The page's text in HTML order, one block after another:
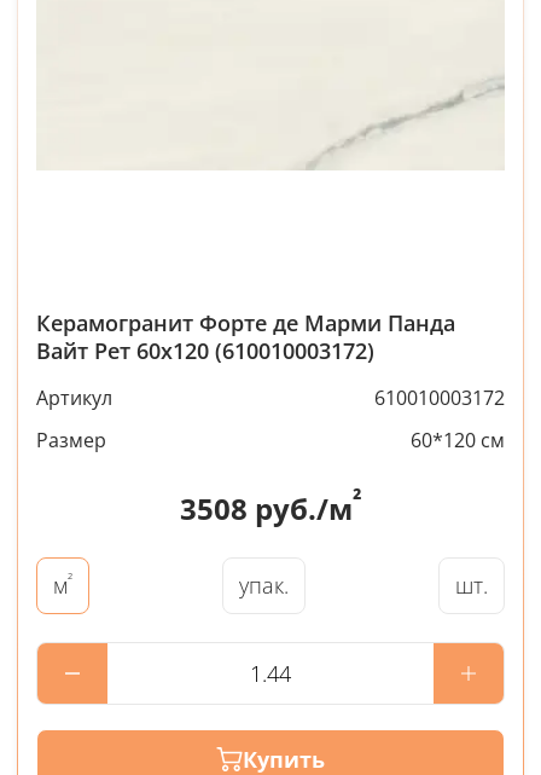
Керамогранит Форте де Марми Панда
Вайт Рет 60x120 (610010003172)
Артикул
610010003172
Размер
60*120 см
3508 руб./м²
м² упак. шт.
Купить